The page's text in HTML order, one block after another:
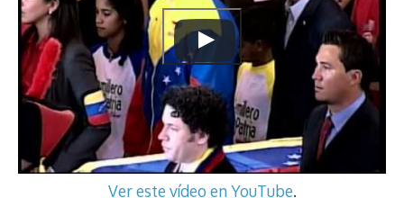
Ver este vídeo en YouTube.